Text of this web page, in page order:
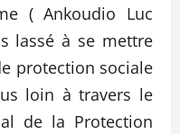
( Ankoudio Luc
lassé à se mettre
protection sociale
loin à travers le
de la Protection